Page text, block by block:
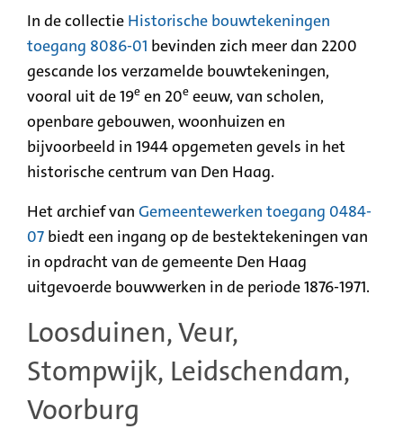
In de collectie Historische bouwtekeningen
toegang 8086-01 bevinden zich meer dan 2200
gescande los verzamelde bouwtekeningen,
vooral uit de 19e en 20e eeuw, van scholen,
openbare gebouwen, woonhuizen en
bijvoorbeeld in 1944 opgemeten gevels in het
historische centrum van Den Haag.
Het archief van Gemeentewerken toegang 0484-
07 biedt een ingang op de bestektekeningen van
in opdracht van de gemeente Den Haag
uitgevoerde bouwwerken in de periode 1876-1971.
Loosduinen, Veur,
Stompwijk, Leidschendam,
Voorburg